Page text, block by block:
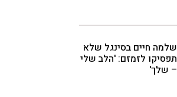
שלמה חיים בסינגל שלא
תפסיקו לזמזם: 'הלב שלי
– שלך'